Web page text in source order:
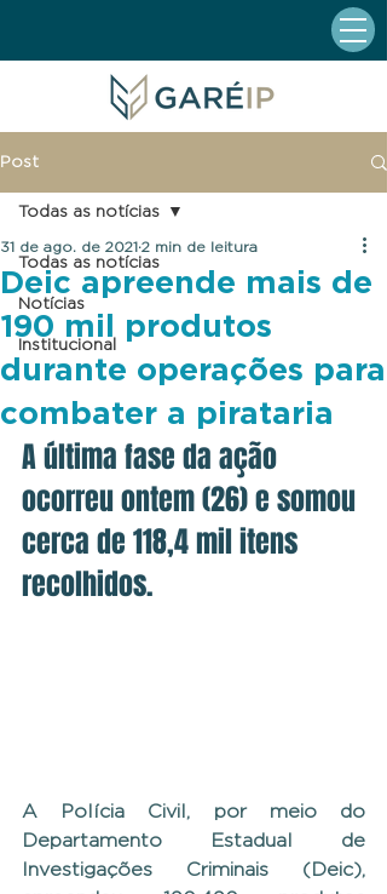
Post
Todas as notícias
Notícias
Institucional
Todas as notícias
Deic apreende mais de
190 mil produtos
durante operações para
combater a pirataria
31 de ago. de 2021 2 min de leitura
A última fase da ação
ocorreu ontem (26) e somou
cerca de 118,4 mil itens
recolhidos.
A Polícia Civil, por meio do
Departamento Estadual de
Investigações Criminais (Deic),